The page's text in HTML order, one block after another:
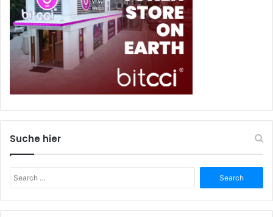
Suche hier
for: